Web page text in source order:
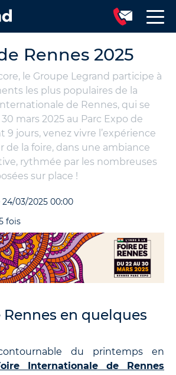
Rennes 2025
le Groupe Legrand participe à
les plus populaires de la
de Rennes, qui se
mars 2025 au Parc Expo de
9 jours, venez vivre l’expérience
de la foire, dans une ambiance
rythmée par les nombreuses
sur place !
24/03/2025 00:00
fois
Rennes en quelques
du printemps en
Internationale de Rennes